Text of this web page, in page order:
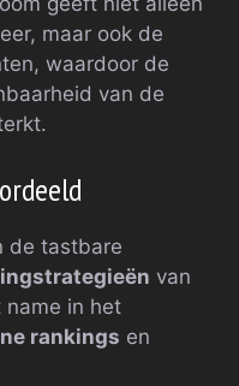
maar ook de
waardoor de
van de
de tastbare
van
name in het
rankings en